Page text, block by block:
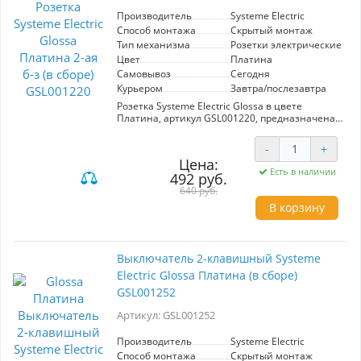
элементом, но и стильным дополнением
вашего интерьера. Выбирайте качество и
надежность от производителя Systeme Electric.
Производитель
Systeme Electric
Способ монтажа
Скрытый монтаж
Тип механизма
Розетки электрические
Цвет
Платина
Самовывоз
Сегодня
Курьером
Завтра/послезавтра
Розетка Systeme Electric Glossa в цвете
Платина, артикул GSL001220, предназначена
Имеет два выхода, что обеспечивает удобство
подключения нескольких устройств. Стильный
дизайн и высококачественные материалы
гарантируют долговечность и гармоничное
сочетание с интерьером. Идеальна для
использования в жилых и коммерческих
Цена:
492 руб.
640 руб.
- +
Есть в наличии
В корзину
Выключатель 2-клавишный Systeme
Electric Glossa Платина (в сборе)
GSL001252
Артикул: GSL001252
Производитель
Systeme Electric
Способ монтажа
Скрытый монтаж